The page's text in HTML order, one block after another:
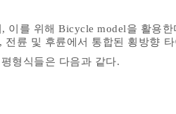
이를 위해 Bicycle model을 활용한
륜 및 후륜에서 통합된 횡방향
형식들은 다음과 같다.